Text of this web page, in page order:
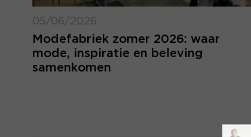
05/06/2026
Modefabriek zomer 2026: waar
mode, inspiratie en beleving
samenkomen